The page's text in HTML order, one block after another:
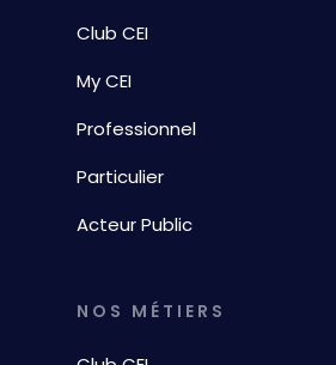
Club CEI
My CEI
Professionnel
Particulier
Acteur Public
NOS MÉTIERS